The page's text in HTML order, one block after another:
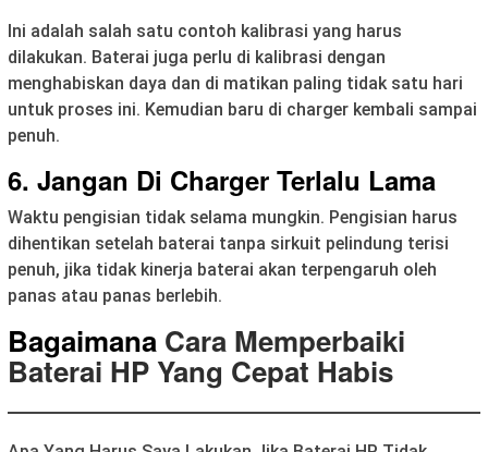
Ini adalah salah satu contoh kalibrasi yang harus
dilakukan. Baterai juga perlu di kalibrasi dengan
menghabiskan daya dan di matikan paling tidak satu hari
untuk proses ini. Kemudian baru di charger kembali sampai
penuh.
6. Jangan Di Charger Terlalu Lama
Waktu pengisian tidak selama mungkin. Pengisian harus
dihentikan setelah baterai tanpa sirkuit pelindung terisi
penuh, jika tidak kinerja baterai akan terpengaruh oleh
panas atau panas berlebih.
Bagaimana Cara Memperbaiki
Baterai HP Yang Cepat Habis